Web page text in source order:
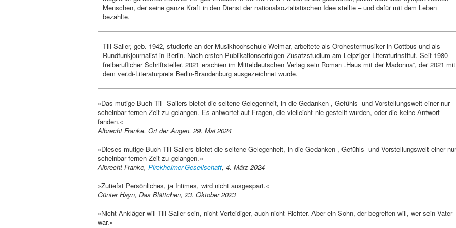
Menschen, der seine ganze Kraft in den Dienst der nationalsozialistischen Idee stellte – und dafür mit dem Leben
bezahlte.
Till Sailer, geb. 1942, studierte an der Musikhochschule Weimar, arbeitete als Orchestermusiker in Cottbus und als
Rundfunkjournalist in Berlin. Nach ersten Publikationserfolgen Zusatzstudium am Leipziger Literaturinstitut. Seit 1980
freiberuflicher Schriftsteller. 2021 erschien im Mitteldeutschen Verlag sein Roman „Haus mit der Madonna“, der 2021 mit
dem ver.di-Literaturpreis Berlin-Brandenburg ausgezeichnet wurde.
»Das mutige Buch Till Sailers bietet die seltene Gelegenheit, in die Gedanken-, Gefühls- und Vorstellungswelt einer nur
scheinbar fernen Zeit zu gelangen. Es antwortet auf Fragen, die vielleicht nie gestellt wurden, oder die keine Antwort
fanden.«
Albrecht Franke, Ort der Augen, 29. Mai 2024
»Dieses mutige Buch Till Sailers bietet die seltene Gelegenheit, in die Gedanken-, Gefühls- und Vorstellungswelt einer nur
scheinbar fernen Zeit zu gelangen.«
Albrecht Franke, Pirckheimer-Gesellschaft, 4. März 2024
»Zutiefst Persönliches, ja Intimes, wird nicht ausgespart.«
Günter Hayn, Das Blättchen, 23. Oktober 2023
»Nicht Ankläger will Till Sailer sein, nicht Verteidiger, auch nicht Richter. Aber ein Sohn, der begreifen will, wer sein Vater
war.«